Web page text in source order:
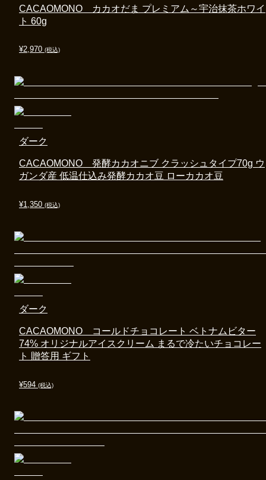
¥2,970 (税込)
CACAOMONO カカオだま プレミアム～宇治抹茶ホワイ
ト 60g
¥1,350 (税込)
CACAOMONO 発酵カカオニブ クラッシュタイプ70g ウ
ガンダ産 低温仕込み発酵カカオ豆 ローカカオ豆
ダーク
¥594 (税込)
CACAOMONO コールドチョコレート ベトナムビター
74% オリジナルアイスクリーム まるで冷たいチョコレー
ト 贈答用 ギフト
ダーク